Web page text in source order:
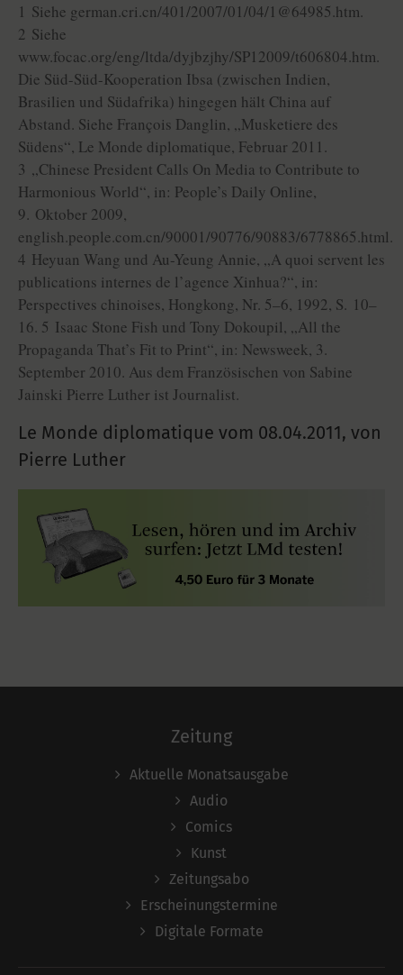
1 Siehe german.cri.cn/401/2007/01/04/1@64985.htm.
2 Siehe
www.focac.org/eng/ltda/dyjbzjhy/SP12009/t606804.htm.
Die Süd-Süd-Kooperation Ibsa (zwischen Indien,
Brasilien und Südafrika) hingegen hält China auf
Abstand. Siehe François Danglin, „Musketiere des
Südens“, Le Monde diplomatique, Februar 2011.
3 „Chinese President Calls On Media to Contribute to
Harmonious World“, in: People’s Daily Online,
9. Oktober 2009,
english.people.com.cn/90001/90776/90883/6778865.html.
4 Heyuan Wang und Au-Yeung Annie, „A quoi servent les
publications internes de l’agence Xinhua?“, in:
Perspectives chinoises, Hongkong, Nr. 5–6, 1992, S. 10–
16. 5 Isaac Stone Fish und Tony Dokoupil, „All the
Propaganda That’s Fit to Print“, in: Newsweek, 3.
September 2010. Aus dem Französischen von Sabine
Jainski Pierre Luther ist Journalist.
Le Monde diplomatique vom 08.04.2011, von
Pierre Luther
Zeitung
Aktuelle Monatsausgabe
Audio
Comics
Kunst
Zeitungsabo
Erscheinungstermine
Digitale Formate